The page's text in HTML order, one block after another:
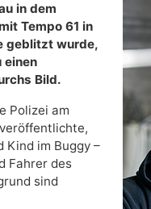
in dem
Tempo 61 in
geblitzt wurde,
einen
Bild.
Polizei am
Kind im Buggy –
Fahrer des
sind